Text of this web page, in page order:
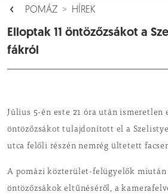
POMÁZ HÍREK
Elloptak 11 öntözőzsákot a
fákról
Július 5-én este 21 óra után ismeretlen
öntözőzsákot tulajdonított el a
utca felőli részén nemrég ültetett
A pomázi közterület-felügyelők miután
öntözőzsákok eltűnéséről, a